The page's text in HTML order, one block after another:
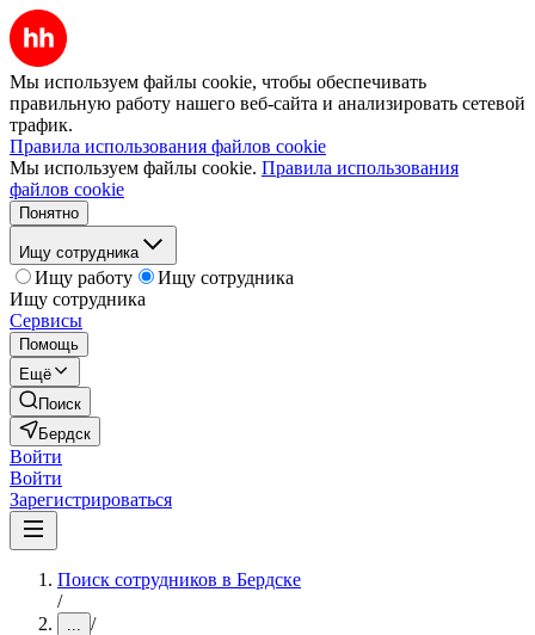
Мы используем файлы cookie, чтобы обеспечивать
правильную работу нашего веб-сайта и анализировать сетевой
трафик.
Правила использования файлов cookie
Мы используем файлы cookie. Правила использования
файлов cookie
Понятно
Ищу сотрудника
Ищу работу
Ищу сотрудника
Ищу сотрудника
Сервисы
Помощь
Ещё
Поиск
Бердск
Войти
Войти
Зарегистрироваться
Поиск сотрудников в Бердске
/
... /